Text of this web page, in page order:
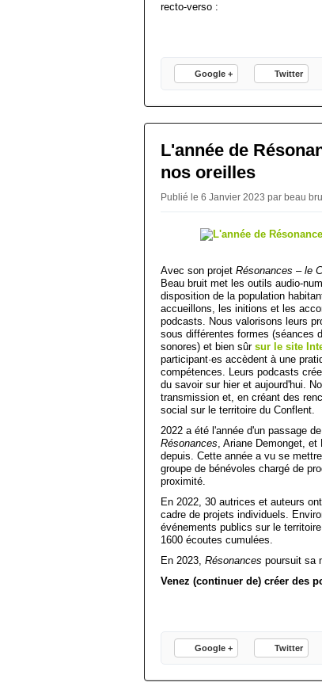
recto-verso :
Google + Twitter
L'année de
nos oreilles
Publié le 6 Janvier 2023 par beau
Avec son projet Résonances – le
Beau bruit met les outils audio-
disposition de la population
accueillons, les initions et les
podcasts. Nous valorisons leurs
sous différentes formes (séances
sonores) et bien sûr sur le site
participant·es accèdent à une
compétences. Leurs podcasts
du savoir sur hier et aujourd'hui.
transmission et, en créant des
social sur le territoire du Conflent.
2022 a été l'année d'un passage
Résonances, Ariane Demonget,
depuis. Cette année a vu se
groupe de bénévoles chargé de
proximité.
En 2022, 30 autrices et auteurs
cadre de projets individuels.
événements publics sur le
1600 écoutes cumulées.
En 2023, Résonances poursuit sa
Venez (continuer de) créer des
Google + Twitter